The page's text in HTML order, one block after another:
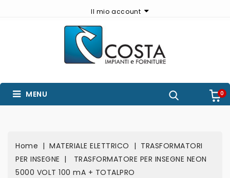
Il mio account
0
MENU
Home MATERIALE ELETTRICO
TRASFORMATORI
PER INSEGNE
TRASFORMATORE PER INSEGNE NEON
5000 VOLT 100 mA + TOTALPRO